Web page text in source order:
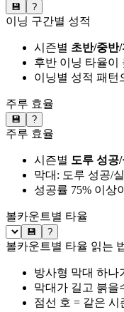
💾 ?
이닝 구간별 성적
시즌별 초반/중반
후반 이닝 타율이
이닝별 성적 패턴
주루 효율
💾 ?
주루 효율
시즌별 도루 성공/
막대: 도루 성공/
성공률 75% 이상
볼카운트별 타율
💾 ?
볼카운트별 타율 읽는
방사형 막대 하나
막대가 길고 붉을
점선 호 = 같은 시